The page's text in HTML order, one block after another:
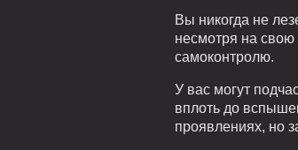
Вы никогда не
несмотря на свою
самоконтролю.
У вас могут
вплоть до
проявлениях, но